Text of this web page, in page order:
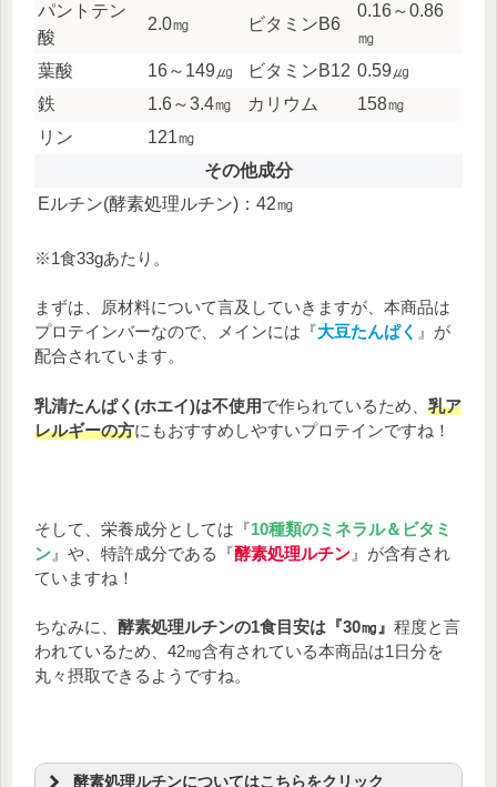
パントテン
酸
2.0㎎ ビタミンB6
0.16～0.86
㎎
葉酸
16～149㎍ ビタミンB12 0.59㎍
鉄
1.6～3.4㎎ カリウム
158㎎
リン
121㎎
その他成分
Eルチン(酵素処理ルチン)：42㎎
※1食33gあたり。
まずは、原材料について言及していきますが、本商品は
プロテインバーなので、メインには『大豆たんぱく 』が
配合されています。
乳清たんぱく(ホエイ)は不使用で作られているため、 乳ア
レルギーの方にもおすすめしやすいプロテインですね！
そして、栄養成分としては『10種類のミネラル＆ビタミ
ン 』や、特許成分である『酵素処理ルチン 』が含有され
ていますね！
ちなみに、 酵素処理ルチンの1食目安は『30㎎』 程度と言
われているため、42㎎含有されている本商品は1日分を
丸々摂取できるようですね。
酵素処理ルチンについてはこちらをクリック